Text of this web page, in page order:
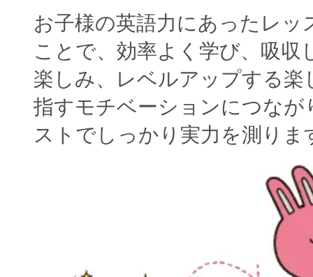
お子様の英語力にあったレッ
ことで、効率よく学び、吸収
楽しみ、レベルアップする楽
指すモチベーションにつなが
ストでしっかり実力を測りま